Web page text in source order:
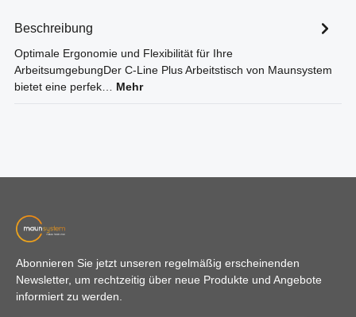
Beschreibung
Optimale Ergonomie und Flexibilität für Ihre
ArbeitsumgebungDer C-Line Plus Arbeitstisch von Maunsystem
bietet eine perfek… Mehr
Abonnieren Sie jetzt unseren regelmäßig erscheinenden
Newsletter, um rechtzeitig über neue Produkte und Angebote
informiert zu werden.